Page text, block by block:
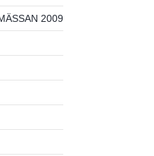
2009